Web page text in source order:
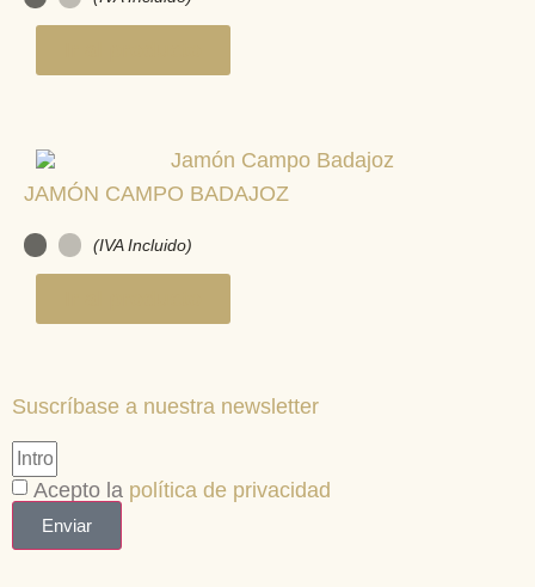
JAMÓN CAMPO BADAJOZ
(IVA Incluido)
Suscríbase a nuestra newsletter
Acepto la política de privacidad
Enviar